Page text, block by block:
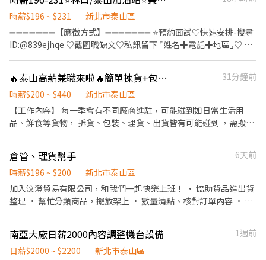
單：協助訂單管理與簡易報表、表單製作。 客服與行政：熟悉現場
其他主管交辦事項，與團隊一起解決營運上的大小事。 【我們在找
這樣的你】 細心負責：面對繁雜的訂單與商品，能保持耐心與細緻
度。 靈活彈性：願意配合現場實際情況，彈性調配每日的工作優先
順序。 願意學習：不排斥體力活，且對電商後台行政、客服作業有
學習熱忱。 【公司官網】 https://www.jessica94daily.com (歡迎
先至官網逛逛，了解我們正在熱賣的優質商品！)
料計算及施工規劃。 6. 工程承包－承接住宅、建案、商業空間及石
材相關工程。
時薪$196 ~ $231
新北市泰山區
➖➖➖➖➖➖➖【應徵方式】➖➖➖➖➖➖➖ ⭐預約面試♡快速安排-搜尋
ID:@839ejhqe ♡截圖職缺文♡私訊留下 ⌜姓名✚電話✚地區⌟♡ ⭐
驗可、學長姊帶領 ✅ 學生及兼職人員歡迎 ✅ 班別彈性、工作地點任
選 ✅ 無銷售業績壓力 📍【工作地點｜任選一處】 新北市林口區文化
二路一段000號 新北市泰山區新五路一段000號 新北市泰山區新北
大道七段00號 🛠【工作內容】 協助汽、機車加油服務 操作簡易POS
間】 ☀️ 早班｜07:00－15:00 🌤️ 中班｜15:00－23:00 🎒 學生班｜
17:00－23:00 🌙 大夜班｜23:00－07:00 📌 大夜班需先配合實習一
＋夜班津貼 $35 👉 合計時薪 $231 15:00－18:00出勤，每小時另加
$10時段津貼 每月出勤滿110小時，每小時再加 $5 📅【休假制度】
每月排休8天，兼顧工作與生活
🔥泰山高薪兼職來啦🔥簡單揀貨+包裝💼時薪$220💸明天上班｜日領週領都OK💸快來報名⚡
31分鐘前
時薪$200 ~ $440
新北市泰山區
【工作內容】 每一季會有不同廠商進駐，可能碰到如日常生活用
品、鮮食等貨物， 拆貨、包裝、理貨、出貨皆有可能碰到 ，需搬貨
班) - 【休假方式】 一例一休(基本上可自行畫休，若人力不足，主
管會跟人員討論) - 【薪資待遇】 長期：時薪200/H，另有績效獎金
$20，將以$200/時 計算加班費 績效獎金將由主管提供名單(配合加
班，出勤穩定者) 配合加班月均薪約$42,000起~ 『加班費依照勞基
速上工 ❤績效獎金 應徵人數過多，為了加速應徵，可先點選以下連
結註冊完成履歷，盡快協助安排書審! https://reurl.cc/1X9Wem
倉管、理貨幫手
6天前
時薪$196 ~ $200
新北市泰山區
加入汶澄貿易有限公司，和我們一起快樂上班！ • 協助貨品進出貨
整理 • 幫忙分類商品，擺放架上 • 數量清點、核對訂單內容 • 參
起加入我們！
南亞大廠日薪2000內容調整機台設備
1週前
日薪$2000 ~ $2200
新北市泰山區